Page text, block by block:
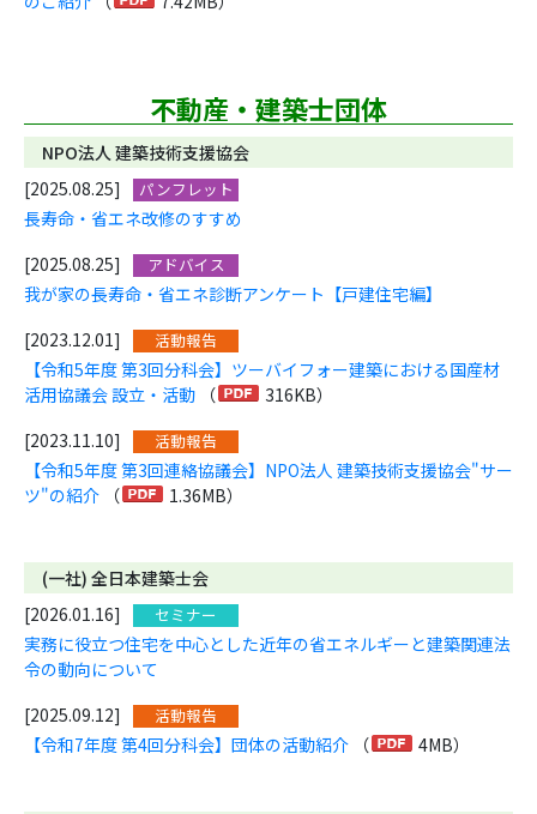
不動産・建築士団体
NPO法人 建築技術支援協会
[2025.08.25]
パンフレット
長寿命・省エネ改修のすすめ
[2025.08.25]
アドバイス
我が家の長寿命・省エネ診断アンケート【戸建住宅編】
[2023.12.01]
活動報告
【令和5年度 第3回分科会】ツーバイフォー建築における国産材
活用協議会 設立・活動 （
316KB）
[2023.11.10]
活動報告
【令和5年度 第3回連絡協議会】NPO法人 建築技術支援協会"サー
ツ"の紹介 （ 1.36MB）
(一社) 全日本建築士会
[2026.01.16]
セミナー
実務に役立つ住宅を中心とした近年の省エネルギーと建築関連法
令の動向について
[2025.09.12]
活動報告
【令和7年度 第4回分科会】団体の活動紹介 （ 4MB）